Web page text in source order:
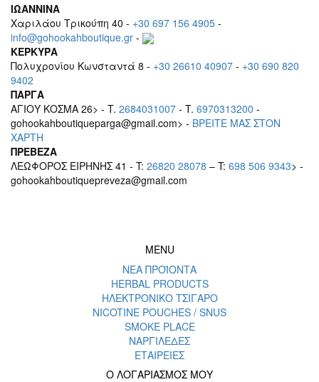
ΙΩΑΝΝΙΝΑ
Χαριλάου Τρικούπη 40 - +30 697 156 4905 -
info@gohookahboutique.gr -
ΚΕΡΚΥΡΑ
Πολυχρονίου Κωνσταντά 8 - +30 26610 40907 - +30 690 820
9402
ΠΑΡΓΑ
ΑΓΙΟΥ ΚΟΣΜΑ 26> - T. 2684031007 - T. 6970313200 -
gohookahboutiqueparga@gmail.com> - BΡEITE MAΣ ΣΤΟΝ
ΧΑΡΤΗ
ΠΡΕΒΕΖΑ
ΛΕΩΦΟΡΟΣ ΕΙΡΗΝΗΣ 41 - T: 26820 28078 – T: 698 506 9343> -
gohookahboutiquepreveza@gmail.com
MENU
ΝΕΑ ΠΡΟΪΟΝΤΑ
HERBAL PRODUCTS
ΗΛΕΚΤΡΟΝΙΚΟ ΤΣΙΓΑΡΟ
NICOTINE POUCHES / SNUS
SMOKE PLACE
ΝΑΡΓΙΛΕΔΕΣ
ΕΤΑΙΡΕΙΕΣ
Ο ΛΟΓΑΡΙΑΣΜΟΣ ΜΟΥ